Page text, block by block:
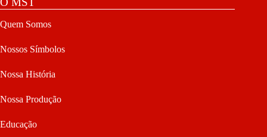
Quem Somos
Nossos Símbolos
Nossa História
Nossa Produção
Educação